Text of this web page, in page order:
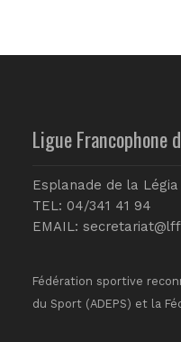
Ligue Francophone
Esplanade de la
TEL: 04/341 41 94
EMAIL:
Fédération sportive
du Sport (ADEPS) et la